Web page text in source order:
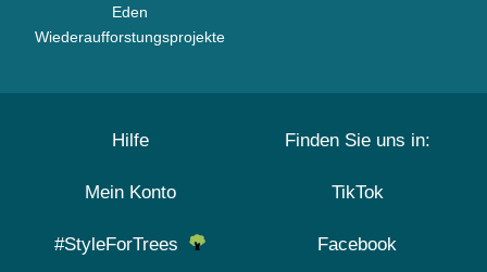
Eden
Wiederaufforstungsprojekte
Hilfe
Mein Konto
#StyleForTrees
Finden Sie uns in:
TikTok
Facebook